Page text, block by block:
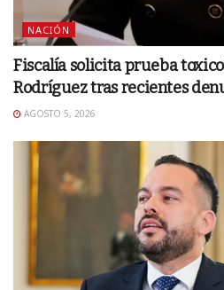
NACIÓN
Fiscalía solicita prueba
Rodríguez tras recientes
AGOSTO 5, 2026